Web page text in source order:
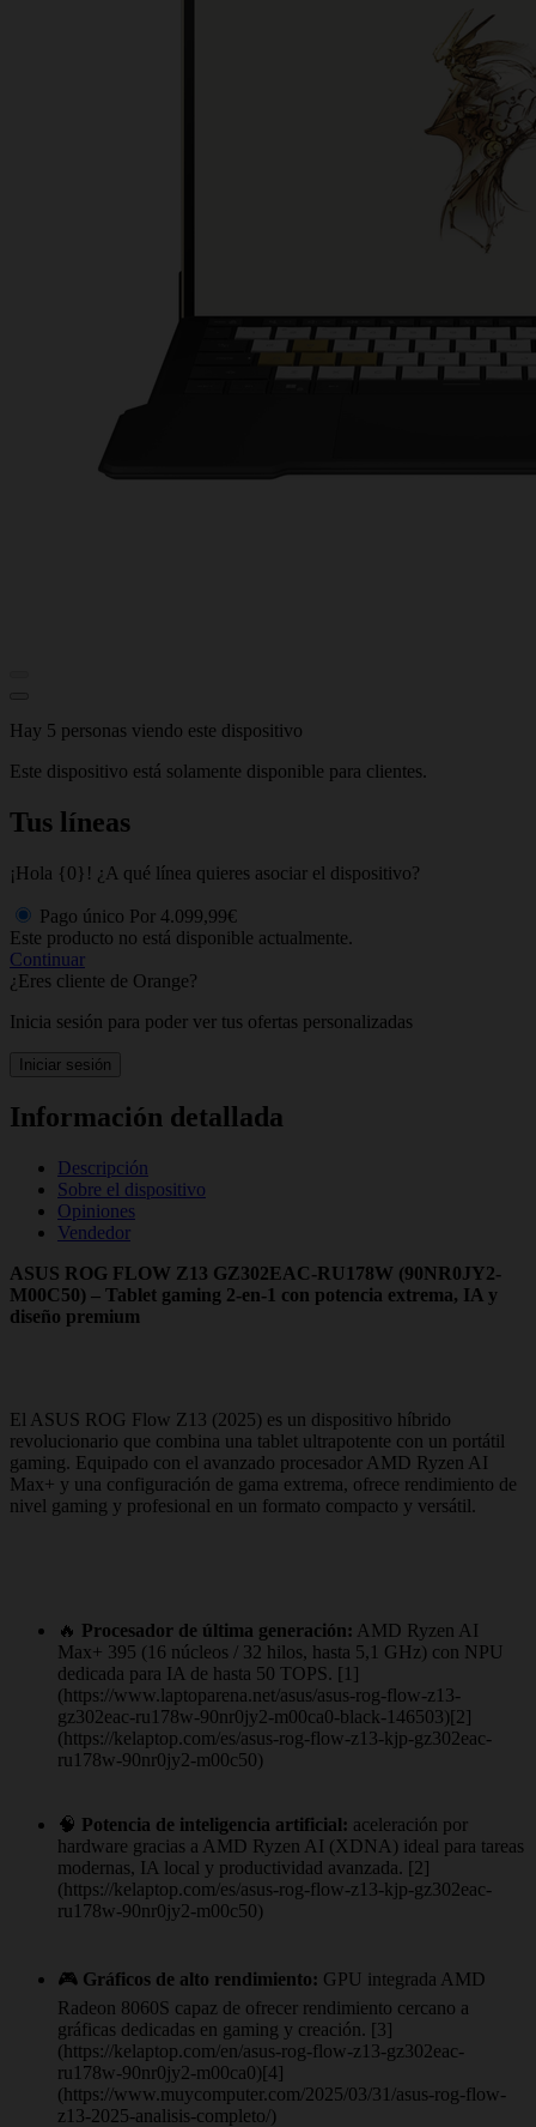
Hay 5 personas viendo este dispositivo
Este dispositivo está solamente disponible para clientes.
Tus líneas
¡Hola {0}! ¿A qué línea quieres asociar el dispositivo?
Pago único Por 4.099,99€
Este producto no está disponible actualmente.
Continuar
¿Eres cliente de Orange?
Inicia sesión para poder ver tus ofertas personalizadas
Iniciar sesión
Información detallada
Descripción
Sobre el dispositivo
Opiniones
Vendedor
ASUS ROG FLOW Z13 GZ302EAC-RU178W (90NR0JY2-
M00C50) – Tablet gaming 2‑en‑1 con potencia extrema, IA y
diseño premium
El ASUS ROG Flow Z13 (2025) es un dispositivo híbrido
revolucionario que combina una tablet ultrapotente con un portátil
gaming. Equipado con el avanzado procesador AMD Ryzen AI
Max+ y una configuración de gama extrema, ofrece rendimiento de
nivel gaming y profesional en un formato compacto y versátil.
🔥 Procesador de última generación: AMD Ryzen AI
Max+ 395 (16 núcleos / 32 hilos, hasta 5,1 GHz) con NPU
dedicada para IA de hasta 50 TOPS. [1]
(https://www.laptoparena.net/asus/asus-rog-flow-z13-
gz302eac-ru178w-90nr0jy2-m00ca0-black-146503)[2]
(https://kelaptop.com/es/asus-rog-flow-z13-kjp-gz302eac-
ru178w-90nr0jy2-m00c50)
🧠 Potencia de inteligencia artificial: aceleración por
hardware gracias a AMD Ryzen AI (XDNA) ideal para tareas
modernas, IA local y productividad avanzada. [2]
(https://kelaptop.com/es/asus-rog-flow-z13-kjp-gz302eac-
ru178w-90nr0jy2-m00c50)
🎮 Gráficos de alto rendimiento: GPU integrada AMD
Radeon 8060S capaz de ofrecer rendimiento cercano a
gráficas dedicadas en gaming y creación. [3]
(https://kelaptop.com/en/asus-rog-flow-z13-gz302eac-
ru178w-90nr0jy2-m00ca0)[4]
(https://www.muycomputer.com/2025/03/31/asus-rog-flow-
z13-2025-analisis-completo/)